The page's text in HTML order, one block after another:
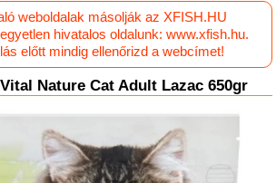
weboldalak másolják az XFISH.HU
hivatalos oldalunk: www.xfish.hu.
előtt mindig ellenőrizd a webcímet!
Nature Cat Adult Lazac 650gr